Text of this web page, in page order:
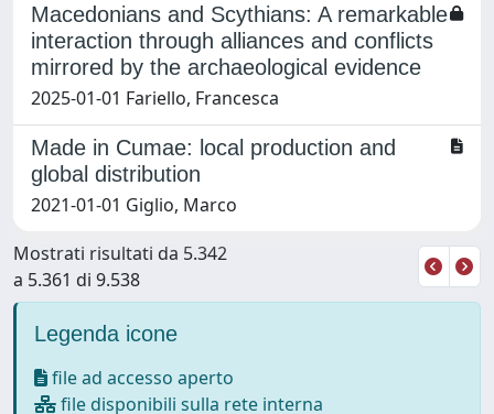
Macedonians and Scythians: A remarkable
interaction through alliances and conflicts
mirrored by the archaeological evidence
2025-01-01 Fariello, Francesca
Made in Cumae: local production and
global distribution
2021-01-01 Giglio, Marco
Mostrati risultati da 5.342
a 5.361 di 9.538
Legenda icone
file ad accesso aperto
file disponibili sulla rete interna